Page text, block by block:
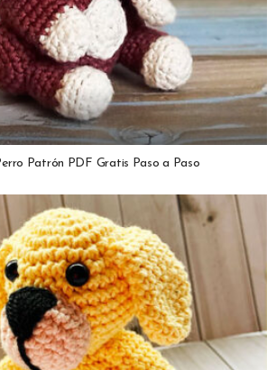
Patrón PDF Gratis Paso a Paso